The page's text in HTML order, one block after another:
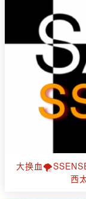
大换血
西